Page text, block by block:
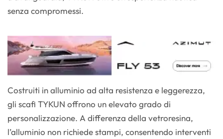
senza compromessi.
Costruiti in alluminio ad alta resistenza e leggerezza,
gli scafi TYKUN offrono un elevato grado di
personalizzazione. A differenza della vetroresina,
l’alluminio non richiede stampi, consentendo interventi